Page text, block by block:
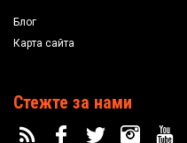
Блог
Карта сайта
Стежте за нами